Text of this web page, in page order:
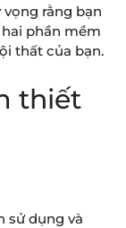
vọng rằng bạn
phần mềm
thất của bạn.
thiết
sử dụng và